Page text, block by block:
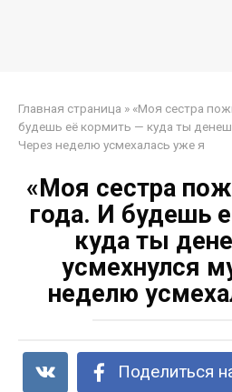
Главная страница » «Моя сестра
будешь её кормить — куда ты
Через неделю усмехалась уже я
«Моя сестра
года. И будешь
куда ты
усмехнулся
неделю
Поделиться